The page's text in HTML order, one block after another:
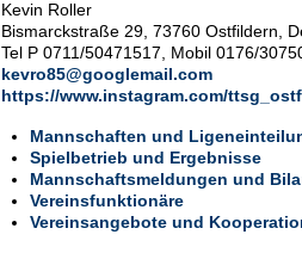
Kevin Roller
Bismarckstraße 29, 73760 Ostfildern,
Tel P 0711/50471517, Mobil 0176/
kevro85@googlemail.com
https://www.instagram.com/
Mannschaften und
Spielbetrieb und Ergebnisse
Mannschaftsmeldungen und
Vereinsfunktionäre
Vereinsangebote und